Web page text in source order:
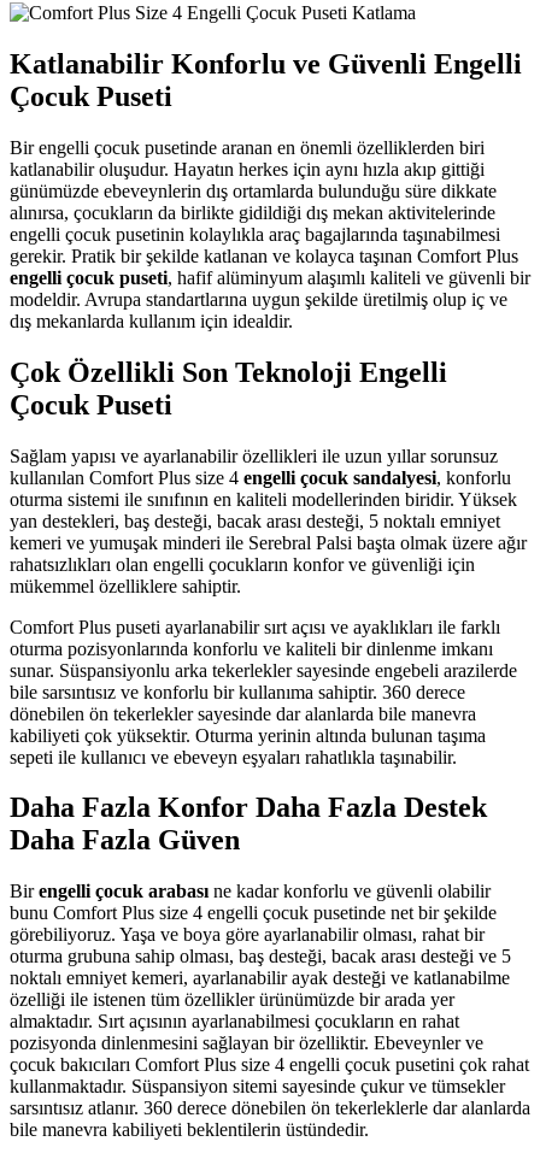
Katlanabilir Konforlu ve Güvenli Engelli
Çocuk Puseti
Bir engelli çocuk pusetinde aranan en önemli özelliklerden biri
katlanabilir oluşudur. Hayatın herkes için aynı hızla akıp gittiği
günümüzde ebeveynlerin dış ortamlarda bulunduğu süre dikkate
alınırsa, çocukların da birlikte gidildiği dış mekan aktivitelerinde
engelli çocuk pusetinin kolaylıkla araç bagajlarında taşınabilmesi
gerekir. Pratik bir şekilde katlanan ve kolayca taşınan Comfort Plus
engelli çocuk puseti, hafif alüminyum alaşımlı kaliteli ve güvenli bir
modeldir. Avrupa standartlarına uygun şekilde üretilmiş olup iç ve
dış mekanlarda kullanım için idealdir.
Çok Özellikli Son Teknoloji Engelli
Çocuk Puseti
Sağlam yapısı ve ayarlanabilir özellikleri ile uzun yıllar sorunsuz
kullanılan Comfort Plus size 4 engelli çocuk sandalyesi, konforlu
oturma sistemi ile sınıfının en kaliteli modellerinden biridir. Yüksek
yan destekleri, baş desteği, bacak arası desteği, 5 noktalı emniyet
kemeri ve yumuşak minderi ile Serebral Palsi başta olmak üzere ağır
rahatsızlıkları olan engelli çocukların konfor ve güvenliği için
mükemmel özelliklere sahiptir.
Comfort Plus puseti ayarlanabilir sırt açısı ve ayaklıkları ile farklı
oturma pozisyonlarında konforlu ve kaliteli bir dinlenme imkanı
sunar. Süspansiyonlu arka tekerlekler sayesinde engebeli arazilerde
bile sarsıntısız ve konforlu bir kullanıma sahiptir. 360 derece
dönebilen ön tekerlekler sayesinde dar alanlarda bile manevra
kabiliyeti çok yüksektir. Oturma yerinin altında bulunan taşıma
sepeti ile kullanıcı ve ebeveyn eşyaları rahatlıkla taşınabilir.
Daha Fazla Konfor Daha Fazla Destek
Daha Fazla Güven
Birengelli çocuk arabası ne kadar konforlu ve güvenli olabilir
bunu Comfort Plus size 4 engelli çocuk pusetinde net bir şekilde
görebiliyoruz. Yaşa ve boya göre ayarlanabilir olması, rahat bir
oturma grubuna sahip olması, baş desteği, bacak arası desteği ve 5
noktalı emniyet kemeri, ayarlanabilir ayak desteği ve katlanabilme
özelliği ile istenen tüm özellikler ürünümüzde bir arada yer
almaktadır. Sırt açısının ayarlanabilmesi çocukların en rahat
pozisyonda dinlenmesini sağlayan bir özelliktir. Ebeveynler ve
çocuk bakıcıları Comfort Plus size 4 engelli çocuk pusetini çok rahat
kullanmaktadır. Süspansiyon sitemi sayesinde çukur ve tümsekler
sarsıntısız atlanır. 360 derece dönebilen ön tekerleklerle dar alanlarda
bile manevra kabiliyeti beklentilerin üstündedir.